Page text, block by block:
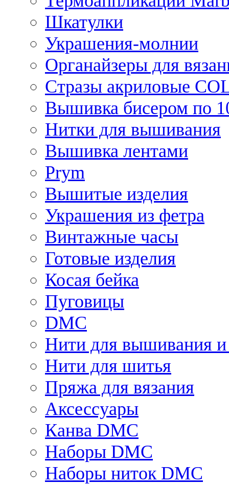
Шкатулки
Украшения-молнии
Органайзеры для
Стразы акриловые
Вышивка бисером по
Нитки для вышивания
Вышивка лентами
Prym
Вышитые изделия
Украшения из фетра
Винтажные часы
Готовые изделия
Косая бейка
Пуговицы
DMC
Нити для вышивания и
Нити для шитья
Пряжа для вязания
Аксессуары
Канва DMC
Наборы DMC
Наборы ниток DMC